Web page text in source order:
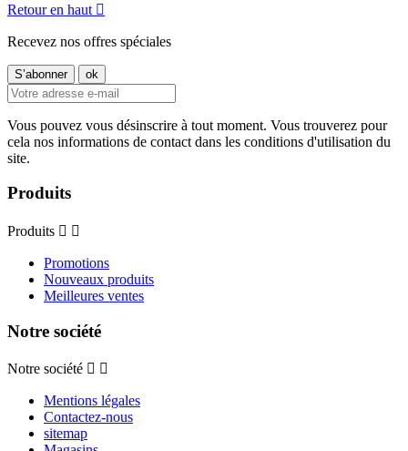
Retour en haut 
Recevez nos offres spéciales
Vous pouvez vous désinscrire à tout moment. Vous trouverez pour
cela nos informations de contact dans les conditions d'utilisation du
site.
Produits
Produits  
Promotions
Nouveaux produits
Meilleures ventes
Notre société
Notre société  
Mentions légales
Contactez-nous
sitemap